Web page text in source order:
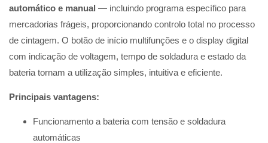
automático e manual — incluindo programa específico para
mercadorias frágeis, proporcionando controlo total no processo
de cintagem. O botão de início multifunções e o display digital
com indicação de voltagem, tempo de soldadura e estado da
bateria tornam a utilização simples, intuitiva e eficiente.
Principais vantagens:
Funcionamento a bateria com tensão e soldadura
automáticas